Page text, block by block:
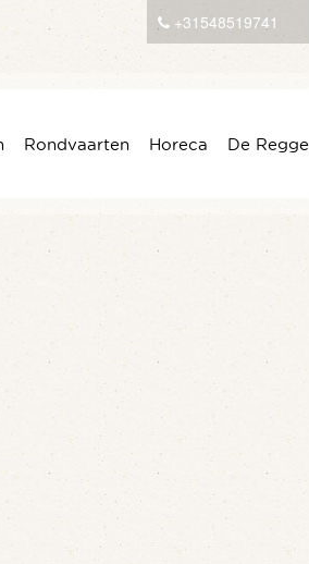
+31548519741
Rondvaarten Horeca De Regge